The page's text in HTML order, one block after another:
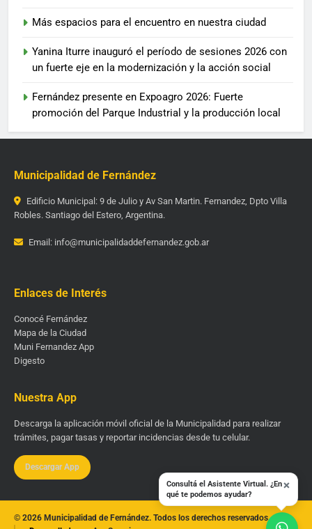
Más espacios para el encuentro en nuestra ciudad
Yanina Iturre inauguró el período de sesiones 2026 con
un fuerte eje en la modernización y la acción social
Fernández presente en Expoagro 2026: Fuerte
promoción del Parque Industrial y la producción local
Municipalidad de Fernández
Edificio Municipal: 9 de Julio y Av San Martin. Fernandez, Dpto Villa
Robles. Santiago del Estero, Argentina.
Email: info@municipalidaddefernandez.gob.ar
Enlaces de Interés
Conocé Fernández
Mapa de la Ciudad
Muni Fernandez App
Digesto
Nuestra App
Descarga la aplicación móvil oficial de la Municipalidad para realizar
trámites, pagar tasas y reportar incidencias desde tu celular.
Descargar App
© 2026 Municipalidad de Fernández. Todos los derechos reservados.
Consultá el Asistente Virtual. ¿En
qué te podemos ayudar?
×